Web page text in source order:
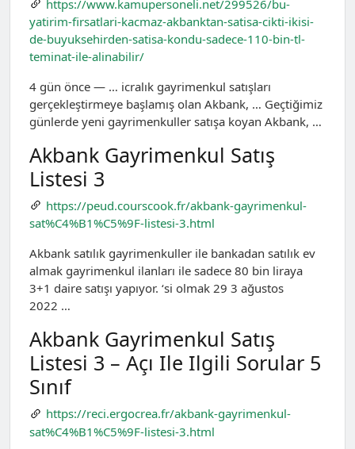
https://www.kamupersoneli.net/299526/bu-
yatirim-firsatlari-kacmaz-akbanktan-satisa-cikti-ikisi-
de-buyuksehirden-satisa-kondu-sadece-110-bin-tl-
teminat-ile-alinabilir/
4 gün önce — … icralık gayrimenkul satışları
gerçekleştirmeye başlamış olan Akbank, … Geçtiğimiz
günlerde yeni gayrimenkuller satışa koyan Akbank, …
Akbank Gayrimenkul Satış
Listesi 3
https://peud.courscook.fr/akbank-gayrimenkul-
sat%C4%B1%C5%9F-listesi-3.html
Akbank satılık gayrimenkuller ile bankadan satılık ev
almak gayrimenkul ilanları ile sadece 80 bin liraya
3+1 daire satışı yapıyor. ‘si olmak 29 3 ağustos
2022 …
Akbank Gayrimenkul Satış
Listesi 3 – Açı Ile Ilgili Sorular 5
Sınıf
https://reci.ergocrea.fr/akbank-gayrimenkul-
sat%C4%B1%C5%9F-listesi-3.html